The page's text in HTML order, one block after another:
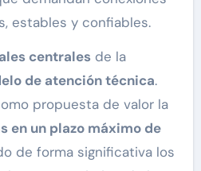
estables y confiables.
centralesde la
de atención técnica.
propuesta de valor la
en un plazo máximo de
de forma significativa los